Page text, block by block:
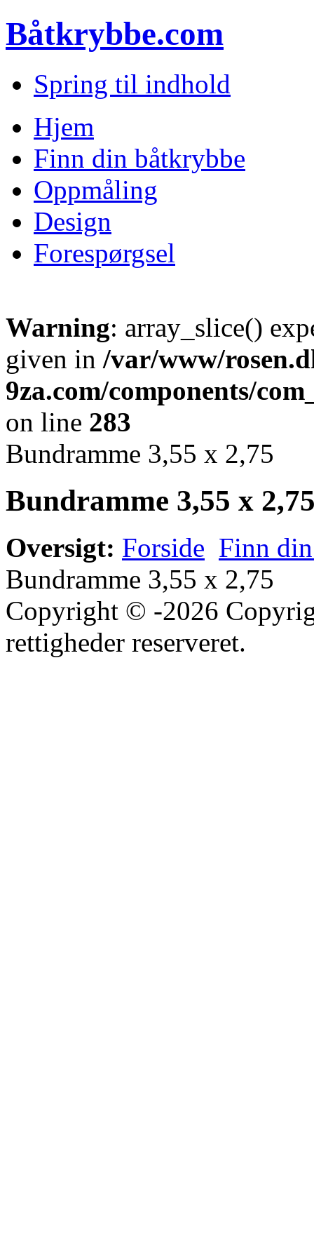
Båtkrybbe.com
Spring til indhold
Hjem
Finn din båtkrybbe
Oppmåling
Design
Forespørgsel
Warning: array_slice()
given in /var/www/
9za.com/components/
on line 283
Bundramme 3,55 x 2,75
Bundramme 3,55 x
Oversigt: Forside Finn
Bundramme 3,55 x 2,75
Copyright © -2026
rettigheder reserveret.